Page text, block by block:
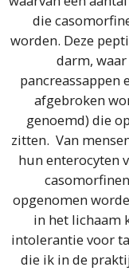
die
worden. Deze
darm,
pancreassappen
afgebroken
genoemd) die
zitten. Van
hun enterocyten
opgenomen
in het lichaam
intolerantie voor
die ik in de